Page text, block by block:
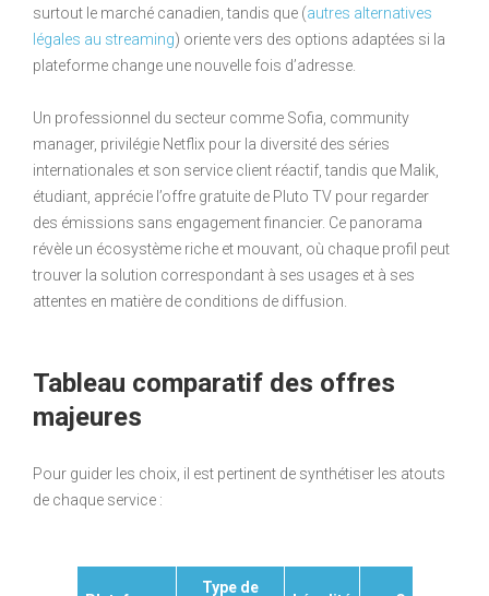
surtout le marché canadien, tandis que (autres alternatives
légales au streaming) oriente vers des options adaptées si la
plateforme change une nouvelle fois d’adresse.
Un professionnel du secteur comme Sofia, community
manager, privilégie Netflix pour la diversité des séries
internationales et son service client réactif, tandis que Malik,
étudiant, apprécie l’offre gratuite de Pluto TV pour regarder
des émissions sans engagement financier. Ce panorama
révèle un écosystème riche et mouvant, où chaque profil peut
trouver la solution correspondant à ses usages et à ses
attentes en matière de conditions de diffusion.
Tableau comparatif des offres
majeures
Pour guider les choix, il est pertinent de synthétiser les atouts
de chaque service :
Type de